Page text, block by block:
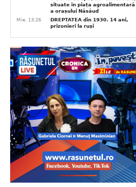
situate în piața agroalimentară
a orașului Năsăud
Mie, 13:26
DREPTATEA din 1930. 14 ani,
prizonieri la ruși